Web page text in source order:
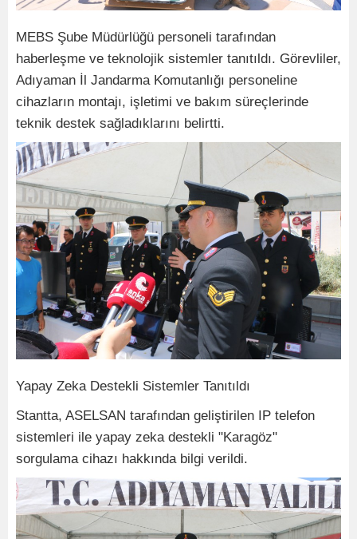
MEBS Şube Müdürlüğü personeli tarafından
haberleşme ve teknolojik sistemler tanıtıldı. Görevliler,
Adıyaman İl Jandarma Komutanlığı personeline
cihazların montajı, işletimi ve bakım süreçlerinde
teknik destek sağladıklarını belirtti.
Yapay Zeka Destekli Sistemler Tanıtıldı
Stantta, ASELSAN tarafından geliştirilen IP telefon
sistemleri ile yapay zeka destekli "Karagöz"
sorgulama cihazı hakkında bilgi verildi.